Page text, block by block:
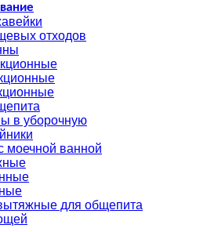
отходов
в уборочную
моечной ванной
для общепита